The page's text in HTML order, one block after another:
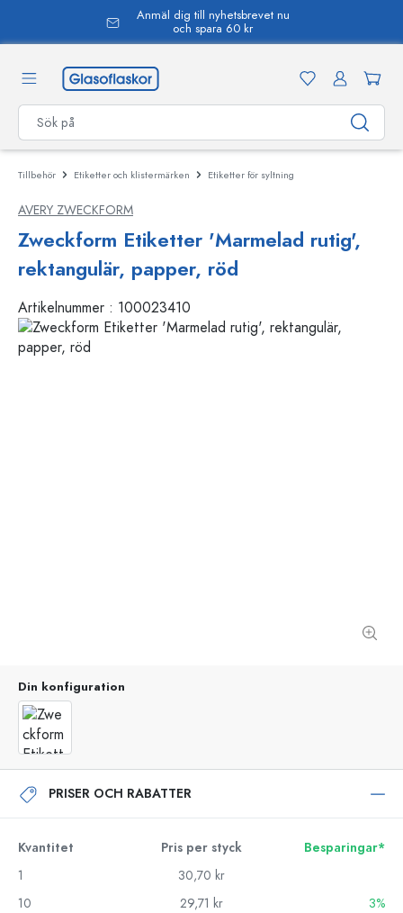
Anmäl dig till nyhetsbrevet nu
och spara 60 kr
Tillbehör Etiketter och klistermärken Etiketter för syltning
AVERY ZWECKFORM
Zweckform Etiketter 'Marmelad rutig',
rektangulär, papper, röd
Artikelnummer : 100023410
Din konfiguration
PRISER OCH RABATTER
Kvantitet Pris per styck
Besparingar*
1
30,70 kr
10
29,71 kr
3%